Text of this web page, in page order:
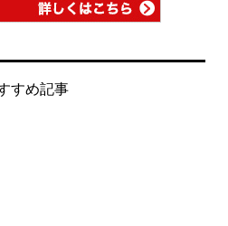
すめ記事